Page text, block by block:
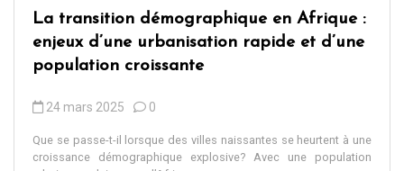
La transition démographique en Afrique :
enjeux d’une urbanisation rapide et d’une
population croissante
24 mars 2025 0
Que se passe-t-il lorsque des villes naissantes se heurtent à une
croissance démographique explosive? Avec une population